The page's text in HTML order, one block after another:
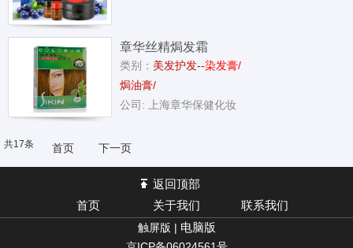
章华丝精焗发霜
130ml（1
类别： 美发护发--染发膏/
焗油膏/
公司: 上海章华保健化妆
共17条 首页 下一页
返回顶部
首页
关于我们 联系我们
触屏版 | 电脑版